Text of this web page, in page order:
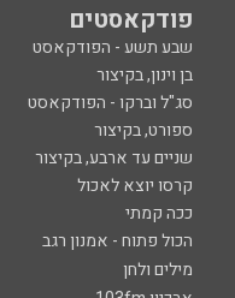
פודקאסטים
שבע תשע - הפודקאסט
בן וינון, בקיצור
סג"ל וברקו - הפודקאסט
ספורט, בקיצור
שניים עד ארבע, בקיצור
קרסו יוצא לאכול
ככה קמתי
הכול פתוח - אמנון רגב
מילים ולחן